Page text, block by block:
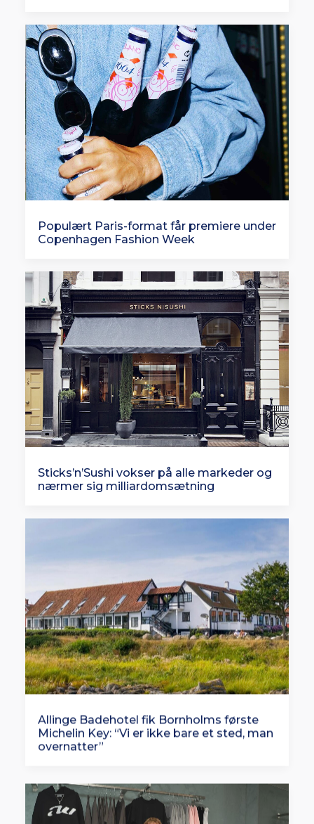
Populært Paris-format får premiere under
Copenhagen Fashion Week
Sticks’n’Sushi vokser på alle markeder og
nærmer sig milliardomsætning
Allinge Badehotel fik Bornholms første
Michelin Key: “Vi er ikke bare et sted, man
overnatter”